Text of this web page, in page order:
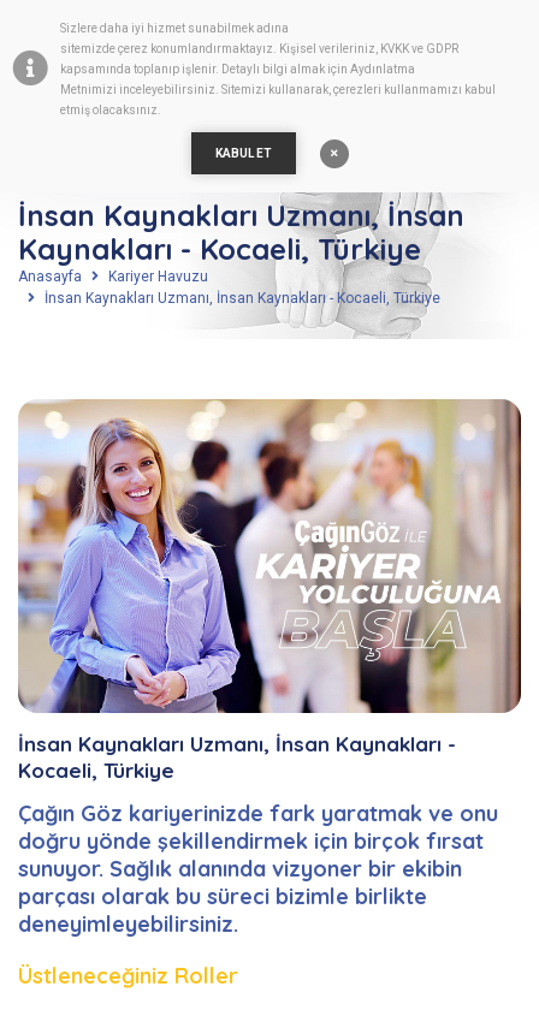
Sizlere daha iyi hizmet sunabilmek adına
sitemizdeçerez konumlandırmaktayız. Kişisel verileriniz, KVKK ve GDPR
kapsamında toplanıp işlenir. Detaylı bilgi almak için Aydınlatma
Metnimizi inceleyebilirsiniz. Sitemizi kullanarak, çerezleri kullanmamızı kabul
etmiş olacaksınız.
KABUL ET
İnsan Kaynakları Uzmanı, İnsan
Kaynakları - Kocaeli, Türkiye
Anasayfa
Kariyer Havuzu
İnsan Kaynakları Uzmanı, İnsan Kaynakları - Kocaeli, Türkiye
İnsan Kaynakları Uzmanı, İnsan Kaynakları -
Kocaeli, Türkiye
Çağın Göz kariyerinizde fark yaratmak ve onu
doğru yönde şekillendirmek için birçok fırsat
sunuyor. Sağlık alanında vizyoner bir ekibin
parçası olarak bu süreci bizimle birlikte
deneyimleyebilirsiniz.
Üstleneceğiniz Roller